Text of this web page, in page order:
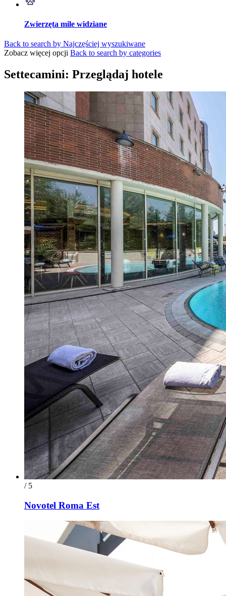
Zwierzęta mile widziane
Back to search by Najczęściej wyszukiwane
Zobacz więcej opcji Back to search by categories
Settecamini: Przeglądaj hotele
/ 5
Novotel Roma Est